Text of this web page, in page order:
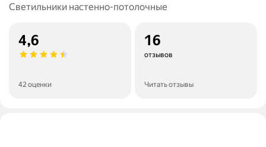
Светильники настенно-потолочные
4,6
42 оценки
16
отзывов
Читать отзывы